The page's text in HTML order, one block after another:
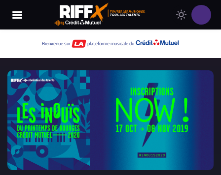
Bienvenue sur plateforme musicale du
Changer
de
RIFFX
Thème
clair